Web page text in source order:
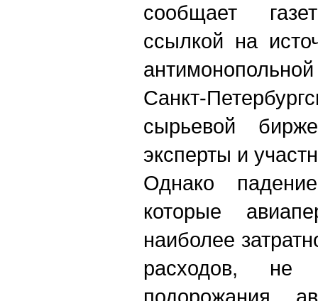
сообщает
ссылкой на
Санкт-
сырьевой
эксперты и
Однако
которые
наиболее
расходов, не